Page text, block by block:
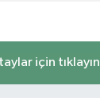
için tıklayın